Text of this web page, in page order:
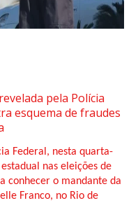
pela Polícia
esquema de fraudes
Federal, nesta quarta-
nas eleições de
conhecer o mandante da
Franco, no Rio de